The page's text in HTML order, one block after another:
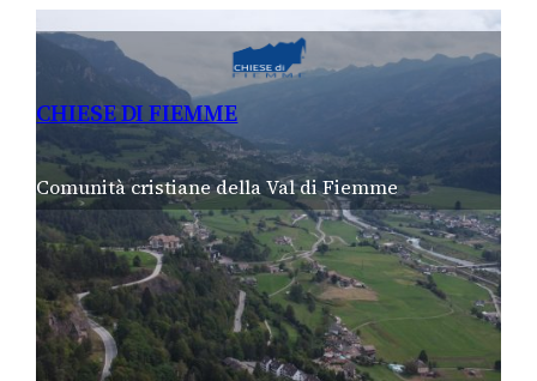
CHIESE DI FIEMME
Comunità cristiane della Val di Fiemme